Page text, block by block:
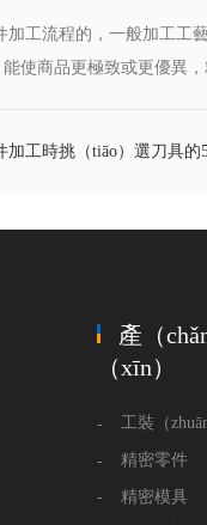
加工流程的，一般加工工
使商品更極致或更優異
加工時挑（tiāo）選刀具的
產（
（xīn）
工裝（
精密零件
精密模具